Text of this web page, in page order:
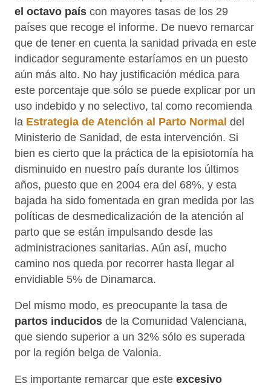
de la episiotomía ha disminuido en nuestro país
durante los últimos años, puesto que en 2004 era del
68%, y esta bajada ha sido fomentada en gran
medida por las políticas de desmedicalización de la
atención al parto que se están impulsando desde las
administraciones sanitarias. Aún así, mucho camino
nos queda por recorrer hasta llegar al envidiable 5%
de Dinamarca.
Del mismo modo, es preocupante la tasa departos
inducidosde la Comunidad Valenciana, que siendo
superior a un 32% sólo es superada por la región
belga de Valonia.
Es importante remarcar que esteexcesivo
intervencionismo de nuestro país no se justifica
con unos mejores resultados en términos de
mortalidad perinatal.De hecho, varios de los países
mortalidad, tienen también unas menores tasas de
intervencionismo obstétrico durante el parto.
El Informe pone además de relieve la
acerca de algunos indicadores de gran interés que sí